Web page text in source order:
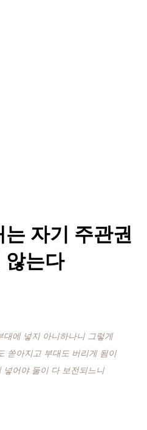
자기 주관권
않는다
대에 넣지 아니하나니 그렇게
쏟아지고 부대도 버리게 됨이
넣어야 둘이 다 보전되느니